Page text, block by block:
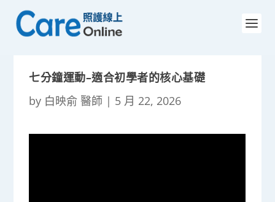
七分鐘運動–適合初學者的核心基礎
by 白映俞 醫師 | 5 月 22, 2026